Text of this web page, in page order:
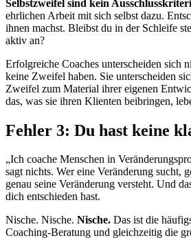
Selbstzweifel sind kein
ehrlichen Arbeit mit sich selbst dazu.
ihnen machst. Bleibst du in der Schleife
aktiv an?
Erfolgreiche Coaches unterscheiden sich
keine Zweifel haben. Sie unterscheiden
Zweifel zum Material ihrer eigenen
das, was sie ihren Klienten beibringen,
Fehler 3: Du hast keine
„Ich coache Menschen in
sagt nichts. Wer eine Veränderung sucht,
genau seine Veränderung versteht. Und
dich entschieden hast.
Nische. Nische. Nische. Das ist die
Coaching-Beratung und gleichzeitig die